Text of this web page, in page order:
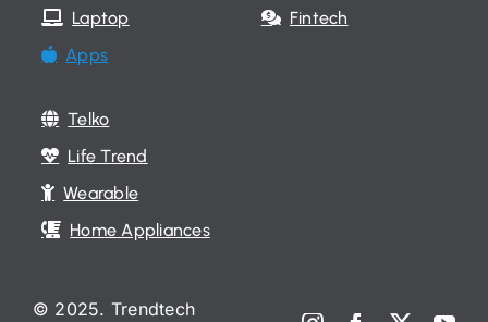
Laptop
Apps
Fintech
Telko
Life Trend
Wearable
Home Appliances
© 2025. Trendtech